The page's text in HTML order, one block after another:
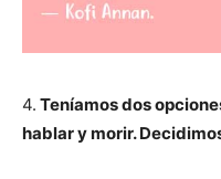
4. Teníamos dos
hablar y morir.